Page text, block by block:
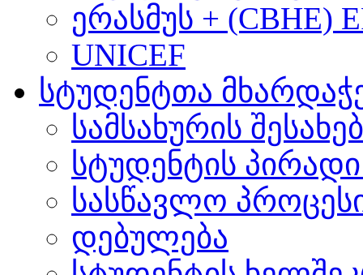
ერასმუს + (CBHE)
UNICEF
სტუდენტთა
სამსახურის შესახებ
სტუდენტის
სასწავლო
დებულება